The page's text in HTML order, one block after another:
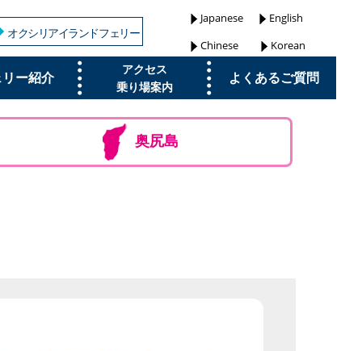
オクシリアイランドフェリー
Japanese
English
Chinese
Korean
ー紹介
アクセス
乗り場案内
よくあるご質問
奥尻島